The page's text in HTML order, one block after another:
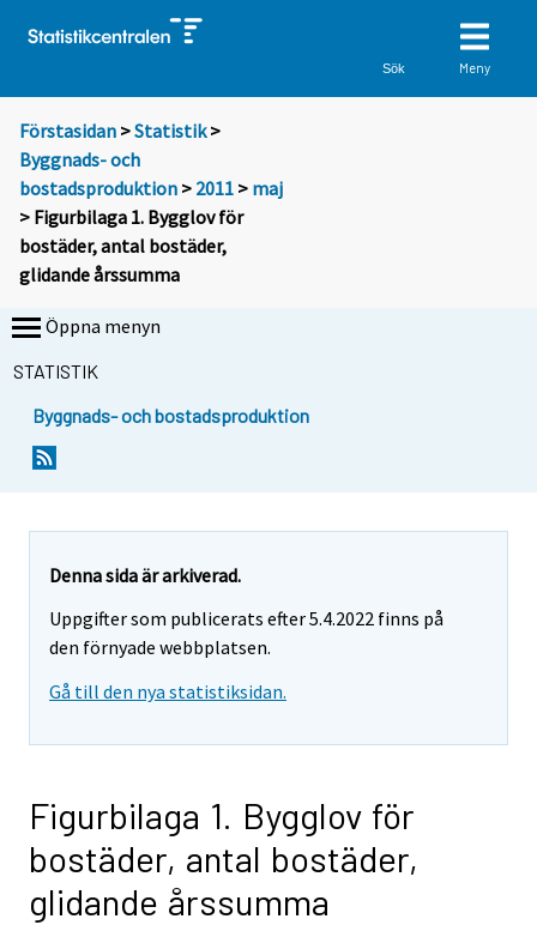
Sök Meny
Förstasidan >Statistik >
Byggnads- och
bostadsproduktion > 2011 > maj
> Figurbilaga 1. Bygglov för
bostäder, antal bostäder,
glidande årssumma
Öppna menyn
STATISTIK
Byggnads- och bostadsproduktion
Denna sida är arkiverad.
Uppgifter som publicerats efter 5.4.2022 finns på
den förnyade webbplatsen.
Gå till den nya statistiksidan.
Figurbilaga 1. Bygglov för
bostäder, antal bostäder,
glidande årssumma